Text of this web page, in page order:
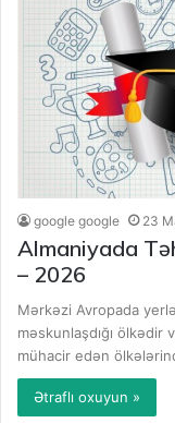
google google 23
Almaniyada
– 2026
Mərkəzi Avropada
məskunlaşdığı ölkədir
mühacir edən
Ətraflı oxuyun »